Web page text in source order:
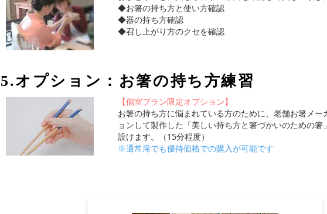
​◆お箸の持ち方と使い方確認
​◆器の持ち方確認
​◆召し上がり方のクセを確認​
5.オプション：お箸の持ち方練習
【個室プラン限定オプション】
お箸の持ち方に悩まれている方のために、老舗お箸メー
ョンして製作した「美しい持ち方と箸づかいのための箸
設けます。（15分程度）
​※通常席でも優待価格での購入が可能です